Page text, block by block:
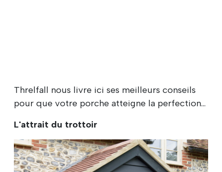
Threlfall nous livre ici ses meilleurs conseils
pour que votre porche atteigne la perfection...
L'attrait du trottoir